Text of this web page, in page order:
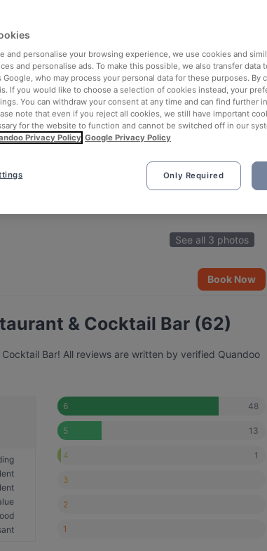
See all 3 photos
Book Now
& Cocktail Bar (62)
Bar! All reviews are written by verified Quandoo
6 48
5 13
4 1
3
2
1
and personalise your browsing experience, we use cookies and
and personalise ads. To make this possible, we also transfer data
Google, who may process your personal data for these purposes. By
If you would like to choose a selection of cookies instead, your
You can withdraw your consent at any time and can find further
note that even if you reject all cookies, we still have important
for the website to function and cannot be switched off in our
Privacy Policy Google Privacy Policy
Only Required